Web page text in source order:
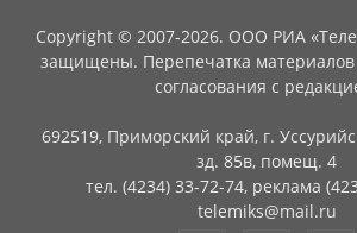
Copyright © 2007-2026. ООО РИА
защищены. Перепечатка материалов
согласования с
692519, Приморский край, г.
зд. 85в, помещ. 4
тел. (4234) 33-72-74, реклама
telemiks@mail.ru